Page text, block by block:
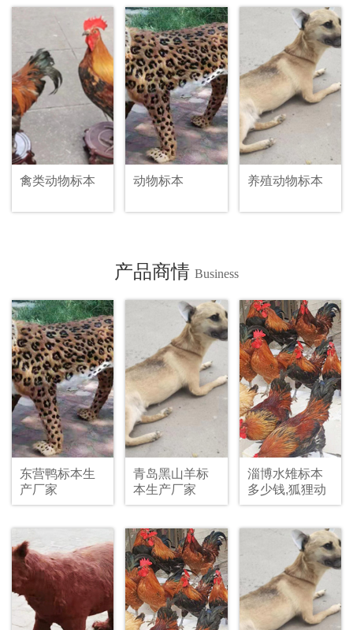
青州市纪元动物标本馆位于青州市北郊，专注繁育孵化特
种禽类，已摸索出一套饲养管理和制作标本的成功经验，
生产...查看详情
禽类动物标本 动物标本 养殖动物标本
产品商情 Business
东营鸭标本生
产厂家
青岛黑山羊标
本生产厂家
淄博水雉标本
多少钱,狐狸动
物标本批发